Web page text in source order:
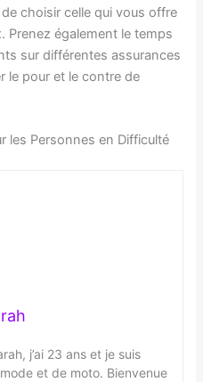
choisir celle qui vous offre
Prenez également le temps
sur différentes assurances
le pour et le contre de
les Personnes en Difficulté
j’ai 23 ans et je suis
et de moto. Bienvenue